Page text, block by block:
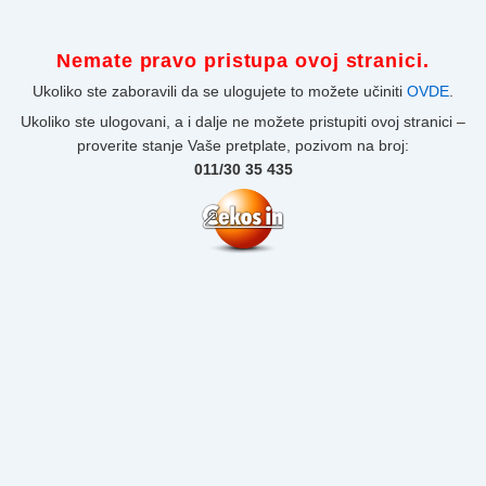
Nemate pravo pristupa ovoj stranici.
Ukoliko ste zaboravili da se ulogujete to možete učiniti OVDE
Ukoliko ste ulogovani, a i dalje ne možete pristupiti ovoj stranici –
proverite stanje Vaše pretplate, pozivom na broj:
011/30 35 435